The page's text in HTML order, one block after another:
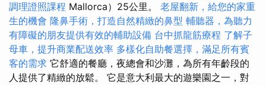
調理證照課程 Mallorca）25公里。 老屋翻新，給您的家重
生的機會 隆鼻手術，打造自然精緻的鼻型 輔聽器，為聽力
有障礙的朋友提供有效的輔助設備 台中抓龍筋療程 了解子
母車，提升商業配送效率 多樣化自助餐選擇，滿足所有賓
客的需求 它舒適的餐廳，夜總會和沙灘，為所有年齡段的
人提供了精緻的放鬆。 它是意大利最大的遊樂園之一，對